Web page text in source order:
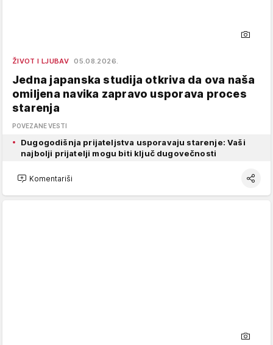
ŽIVOT I LJUBAV 05.08.2026.
Jedna japanska studija otkriva da ova naša
omiljena navika zapravo usporava proces
starenja
POVEZANE VESTI
Dugogodišnja prijateljstva usporavaju starenje: Vaši
najbolji prijatelji mogu biti ključ dugovečnosti
Komentariši